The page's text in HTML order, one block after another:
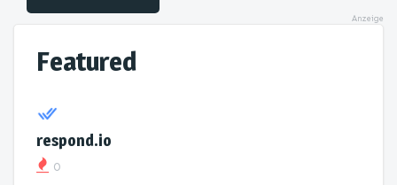
Anzeige
Featured
respond.io
0